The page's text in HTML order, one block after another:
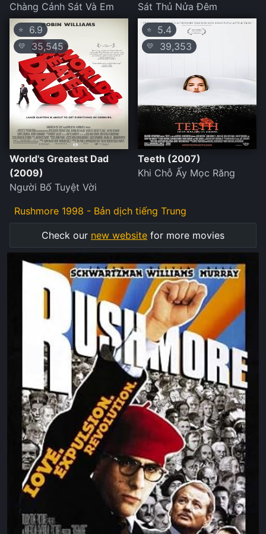
Chàng Cảnh Sát Và Em
Sát Thủ Nửa Đêm
⭐ 6.9
💛 35,545
World's Greatest Dad
(2009)
Người Bố Tuyệt Vời
⭐ 5.4
💛 39,353
Teeth (2007)
Khi Chỗ Ấy Mọc Răng
Rushmore 1998 - Bản dịch tiếng Trung
Check our new website for more movies